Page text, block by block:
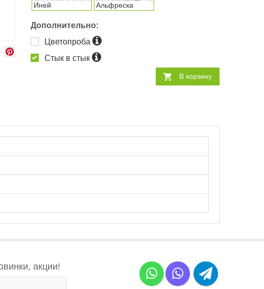
Иней Альфреска
Дополнительно:
Цветопроба
Стык в стык
В корзину
акции!